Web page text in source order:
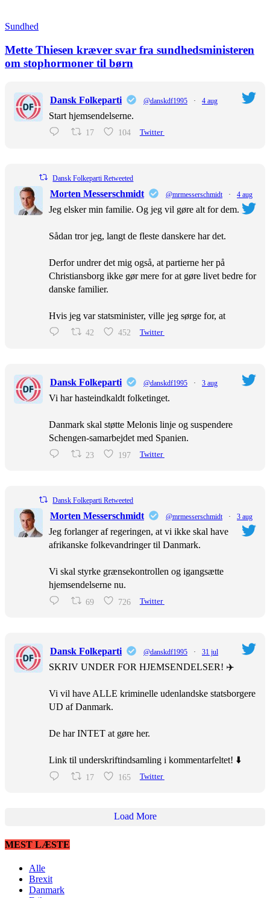
Sundhed
Mette Thiesen kræver svar fra sundhedsministeren
om stophormoner til børn
Dansk Folkeparti @danskdf1995 · 4 aug
Start hjemsendelserne.
17 104 Twitter
Dansk Folkeparti Retweeted
Morten Messerschmidt @mrmesserschmidt · 4 aug
Jeg elsker min familie. Og jeg vil gøre alt for dem.
Sådan tror jeg, langt de fleste danskere har det.
Derfor undrer det mig også, at partierne her på
Christiansborg ikke gør mere for at gøre livet bedre for
danske familier.
Hvis jeg var statsminister, ville jeg sørge for, at
42 452 Twitter
Dansk Folkeparti @danskdf1995 · 3 aug
Vi har hasteindkaldt folketinget.
Danmark skal støtte Melonis linje og suspendere
Schengen-samarbejdet med Spanien.
23 197 Twitter
Dansk Folkeparti Retweeted
Morten Messerschmidt @mrmesserschmidt · 3 aug
Jeg forlanger af regeringen, at vi ikke skal have
afrikanske folkevandringer til Danmark.
Vi skal styrke grænsekontrollen og igangsætte
hjemsendelserne nu.
69 726 Twitter
Dansk Folkeparti @danskdf1995 · 31 jul
SKRIV UNDER FOR HJEMSENDELSER! ✈️
Vi vil have ALLE kriminelle udenlandske statsborgere
UD af Danmark.
De har INTET at gøre her.
Link til underskriftindsamling i kommentarfeltet! ⬇️
17 165 Twitter
Load More
MEST LÆSTE
Alle
Brexit
Danmark